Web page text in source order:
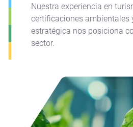
Nuestra experiencia en
certificaciones ambientales
estratégica nos posiciona
sector.